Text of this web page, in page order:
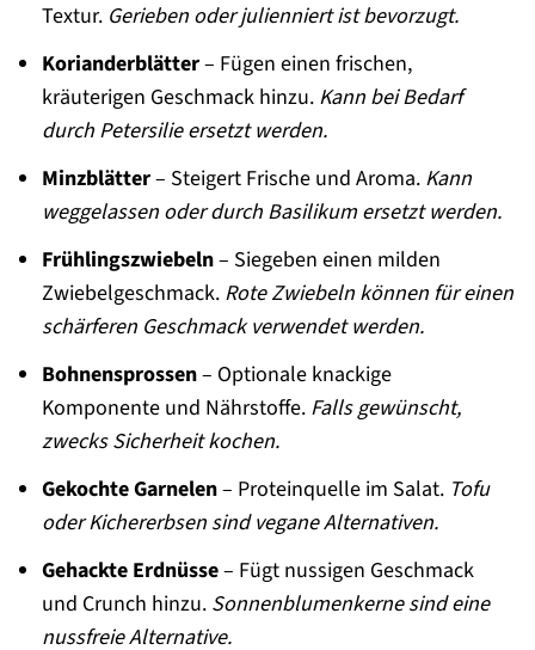
Textur. Gerieben oder julienniert ist bevorzugt.
Korianderblätter– Fügen einen frischen,
kräuterigen Geschmack hinzu. Kann bei Bedarf
durch Petersilie ersetzt werden.
Minzblätter– Steigert Frische und Aroma. Kann
weggelassen oder durch Basilikum ersetzt werden.
Frühlingszwiebeln– Siegeben einen milden
Zwiebelgeschmack. Rote Zwiebeln können für einen
schärferen Geschmack verwendet werden.
Bohnensprossen– Optionale knackige
Komponente und Nährstoffe. Falls gewünscht,
zwecks Sicherheit kochen.
Gekochte Garnelen– Proteinquelle im Salat. Tofu
oder Kichererbsen sind vegane Alternativen.
Gehackte Erdnüsse– Fügt nussigen Geschmack
und Crunch hinzu. Sonnenblumenkerne sind eine
nussfreie Alternative.